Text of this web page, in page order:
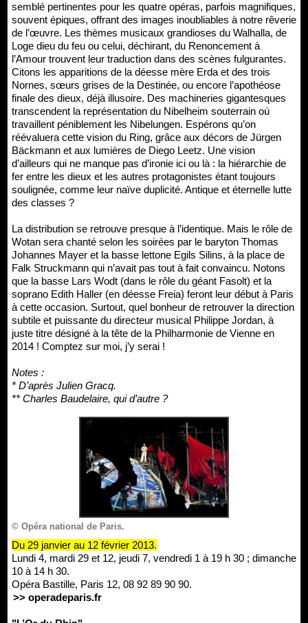
semblé pertinentes pour les quatre opéras, parfois magnifiques,
souvent épiques, offrant des images inoubliables à notre rêverie
de l’œuvre. Les thèmes musicaux grandioses du Walhalla, de
Loge dieu du feu ou celui, déchirant, du Renoncement à
l’Amour trouvent leur traduction dans des scènes fulgurantes.
Citons les apparitions de la déesse mère Erda et des trois
Nornes, sœurs grises de la Destinée, ou encore l’apothéose
finale des dieux, déjà illusoire. Des machineries gigantesques
transcendent la représentation du Nibelheim souterrain où
travaillent péniblement les Nibelungen. Espérons qu’on
réévaluera cette vision du Ring, grâce aux décors de Jürgen
Bäckmann et aux lumières de Diego Leetz. Une vision
d’ailleurs qui ne manque pas d’ironie ici ou là : la hiérarchie de
fer entre les dieux et les autres protagonistes étant toujours
soulignée, comme leur naïve duplicité. Antique et éternelle lutte
des classes ?
La distribution se retrouve presque à l’identique. Mais le rôle de
Wotan sera chanté selon les soirées par le baryton Thomas
Johannes Mayer et la basse lettone Egils Silins, à la place de
Falk Struckmann qui n’avait pas tout à fait convaincu. Notons
que la basse Lars Wodt (dans le rôle du géant Fasolt) et la
soprano Edith Haller (en déesse Freia) feront leur début à Paris
à cette occasion. Surtout, quel bonheur de retrouver la direction
subtile et puissante du directeur musical Philippe Jordan, à
juste titre désigné à la tête de la Philharmonie de Vienne en
2014 ! Comptez sur moi, j’y serai !
Notes :
* D’après Julien Gracq.
** Charles Baudelaire, qui d’autre ?
© Opéra national de Paris.
Du 29 janvier au 12 février 2013.
Lundi 4, mardi 29 et 12, jeudi 7, vendredi 1 à 19 h 30 ; dimanche
10 à 14 h 30.
Opéra Bastille, Paris 12, 08 92 89 90 90.
>> operadeparis.fr